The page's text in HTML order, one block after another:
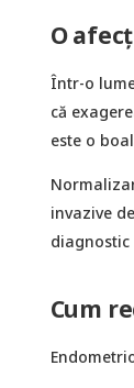
O
Într-o
că
este o
invazive
Cum